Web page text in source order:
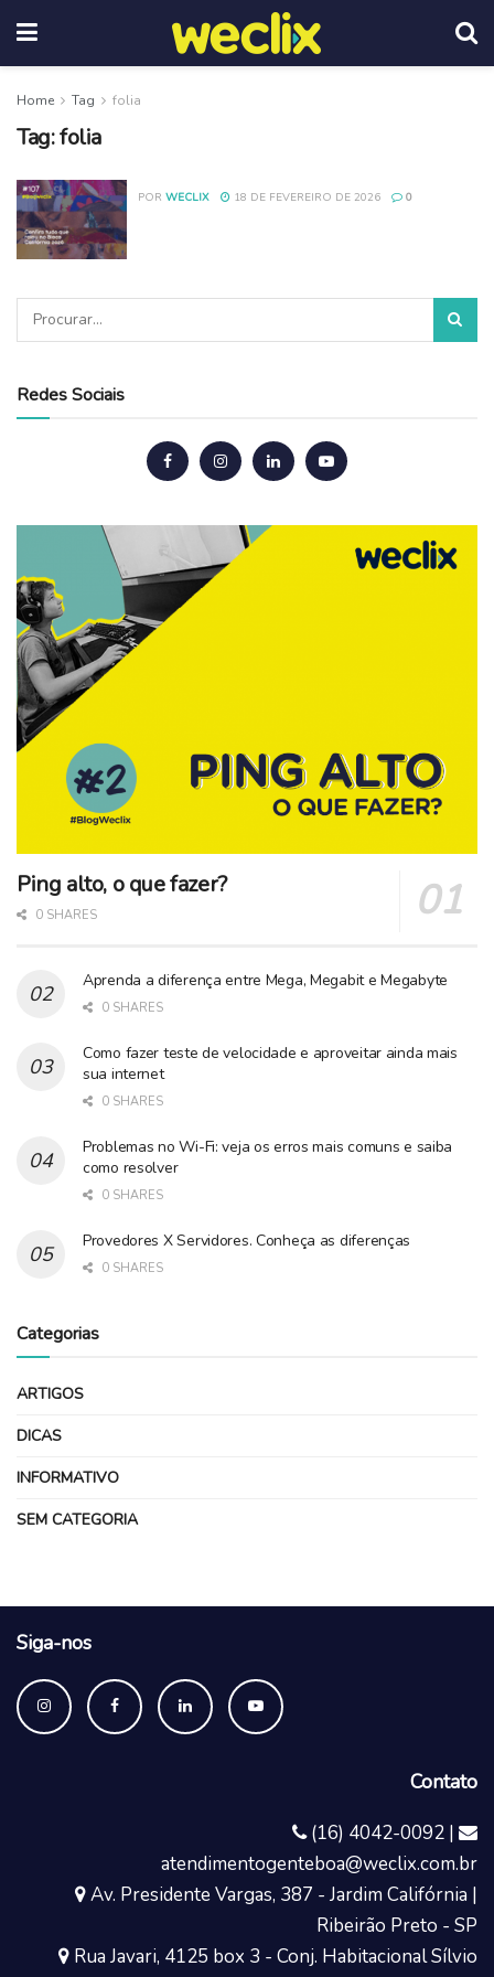
Home Tag folia
Tag:folia
POR WECLIX 18 DE FEVEREIRO DE 2026 0
Redes Sociais
Ping alto, o que fazer?
0 SHARES
Aprenda a diferença entre Mega, Megabit e Megabyte
0 SHARES
Como fazer teste de velocidade e aproveitar ainda mais
sua internet
0 SHARES
Problemas no Wi-Fi: veja os erros mais comuns e saiba
como resolver
0 SHARES
Provedores X Servidores. Conheça as diferenças
0 SHARES
Categorias
ARTIGOS
DICAS
INFORMATIVO
SEM CATEGORIA
Siga-nos
Contato
(16) 4042-0092 |
atendimentogenteboa@weclix.com.br
Av. Presidente Vargas, 387 - Jardim Califórnia |
Ribeirão Preto - SP
Rua Javari, 4125 box 3 - Conj. Habitacional Sílvio